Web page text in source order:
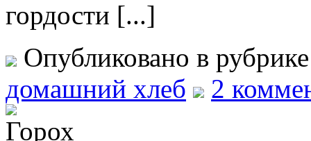
гордости [...]
Опубликовано в
домашний хлеб
2